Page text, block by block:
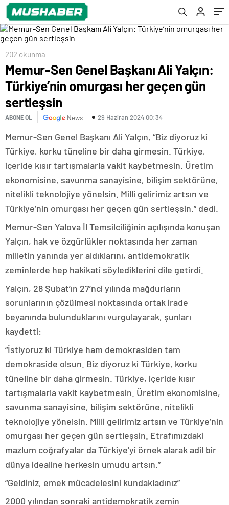
sertleşsin
202 okunma
Memur-Sen Genel Başkanı Ali Yalçın:
Türkiye’nin omurgası her geçen gün
sertleşsin
ABONE OL News 29 Haziran 2024 00:34
Memur-Sen Genel Başkanı Ali Yalçın, “Biz diyoruz ki
Türkiye, korku tüneline bir daha girmesin. Türkiye,
içeride kısır tartışmalarla vakit kaybetmesin. Üretim
ekonomisine, savunma sanayisine, bilişim sektörüne,
nitelikli teknolojiye yönelsin. Milli gelirimiz artsın ve
Türkiye’nin omurgası her geçen gün sertleşsin.” dedi.
Memur-Sen Yalova İl Temsilciliğinin açılışında konuşan
Yalçın, hak ve özgürlükler noktasında her zaman
milletin yanında yer aldıklarını, antidemokratik
zeminlerde hep hakikati söylediklerini dile getirdi.
Yalçın, 28 Şubat’ın 27’nci yılında mağdurların
sorunlarının çözülmesi noktasında ortak irade
beyanında bulunduklarını vurgulayarak, şunları
kaydetti:
“İstiyoruz ki Türkiye ham demokrasiden tam
demokraside olsun. Biz diyoruz ki Türkiye, korku
tüneline bir daha girmesin. Türkiye, içeride kısır
tartışmalarla vakit kaybetmesin. Üretim ekonomisine,
savunma sanayisine, bilişim sektörüne, nitelikli
teknolojiye yönelsin. Milli gelirimiz artsın ve Türkiye’nin
omurgası her geçen gün sertleşsin. Etrafımızdaki
mazlum coğrafyalar da Türkiye’yi örnek alarak adil bir
dünya idealine herkesin umudu artsın.”
“Geldiniz, emek mücadelesini kundakladınız”
2000 yılından sonraki antidemokratik zemin